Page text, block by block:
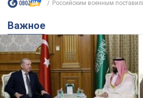
Саудовская Аравия, Турция и
создали азиатский аналог
Договор предусматривает взаимную
нападения на одно из государств